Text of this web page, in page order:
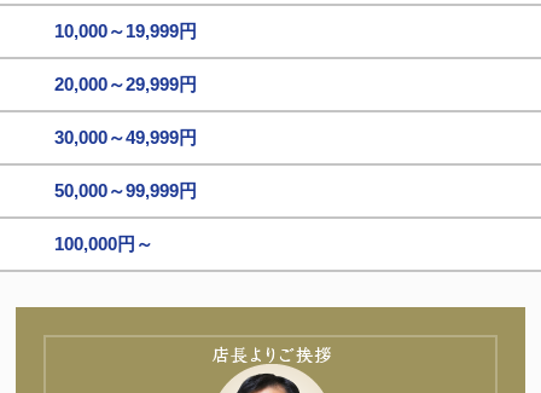
10,000～19,999円
20,000～29,999円
30,000～49,999円
50,000～99,999円
100,000円～